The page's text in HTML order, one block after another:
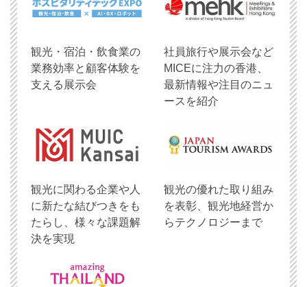
観光・宿泊・飲食業の
業務効率と顧客体験を
支える展示会
社員旅行や展示会など
MICEに注力の香港、
最新情報や注目のニュ
ースを紹介
観光に関わる企業や人
に新たな結びつきをも
たらし、様々な課題解
決を実現
観光の優れた取り組み
を表彰、観光地経営か
らテクノロジーまで